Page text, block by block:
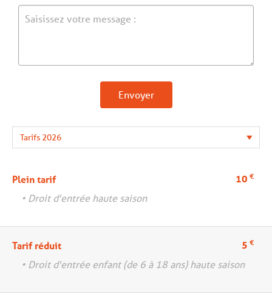
Envoyer
Plein tarif 10 €
• Droit d'entrée haute saison
Tarif réduit 5 €
• Droit d'entrée enfant (de 6 à 18 ans) haute saison